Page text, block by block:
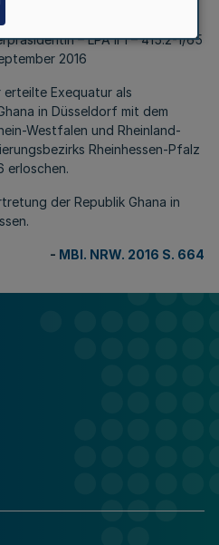
– LPA II 1 – 415.2-1/65
2016
Exequatur als
in Düsseldorf mit dem
Westfalen und Rheinland-
Rheinhessen-Pfalz
erloschen.
der Republik Ghana in
- MBl. NRW. 2016 S. 664